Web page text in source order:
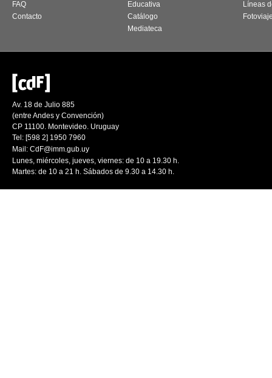
FAQ
Contacto
Educativa
Catálogo
Mediateca
Líneas
Av. 18 de Julio 885
(entre Andes y Convención)
CP 11100. Montevideo. Uruguay
Tel: [598 2] 1950 7960
Mail: CdF@imm.gub.uy
Lunes, miércoles, jueves, viernes: de 10 a 19.30 h.
Martes: de 10 a 21 h. Sábados de 9.30 a 14.30 h.